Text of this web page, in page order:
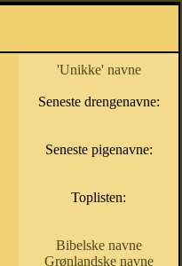
'Unikke' navne
Seneste drengenavne:
Seneste pigenavne:
Toplisten:
Bibelske navne
Grønlandske navne